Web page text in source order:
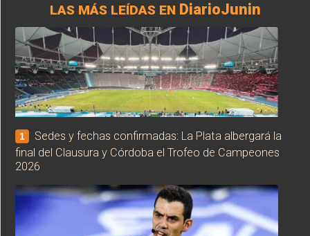
LAS MÁS LEÍDAS ENDiarioJunin
1
Sedes y fechas confirmadas: La Plata albergará la
final del Clausura y Córdoba el Trofeo de Campeones
2026